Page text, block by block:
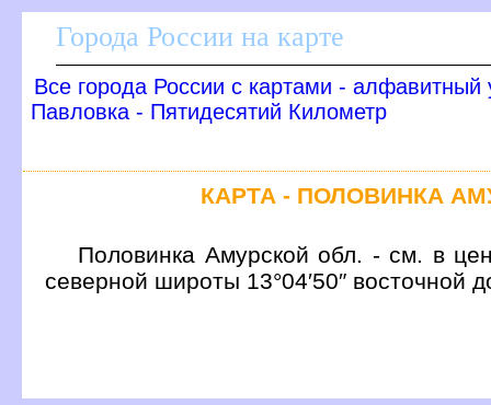
Города России на карте
се города России с картами - алфавитный
Павловка - Пятидесятий Километр
КАРТА - ПОЛОВИНКА
Половинка Амурской обл. - см. в
северной широты 13°04′50″ восточной